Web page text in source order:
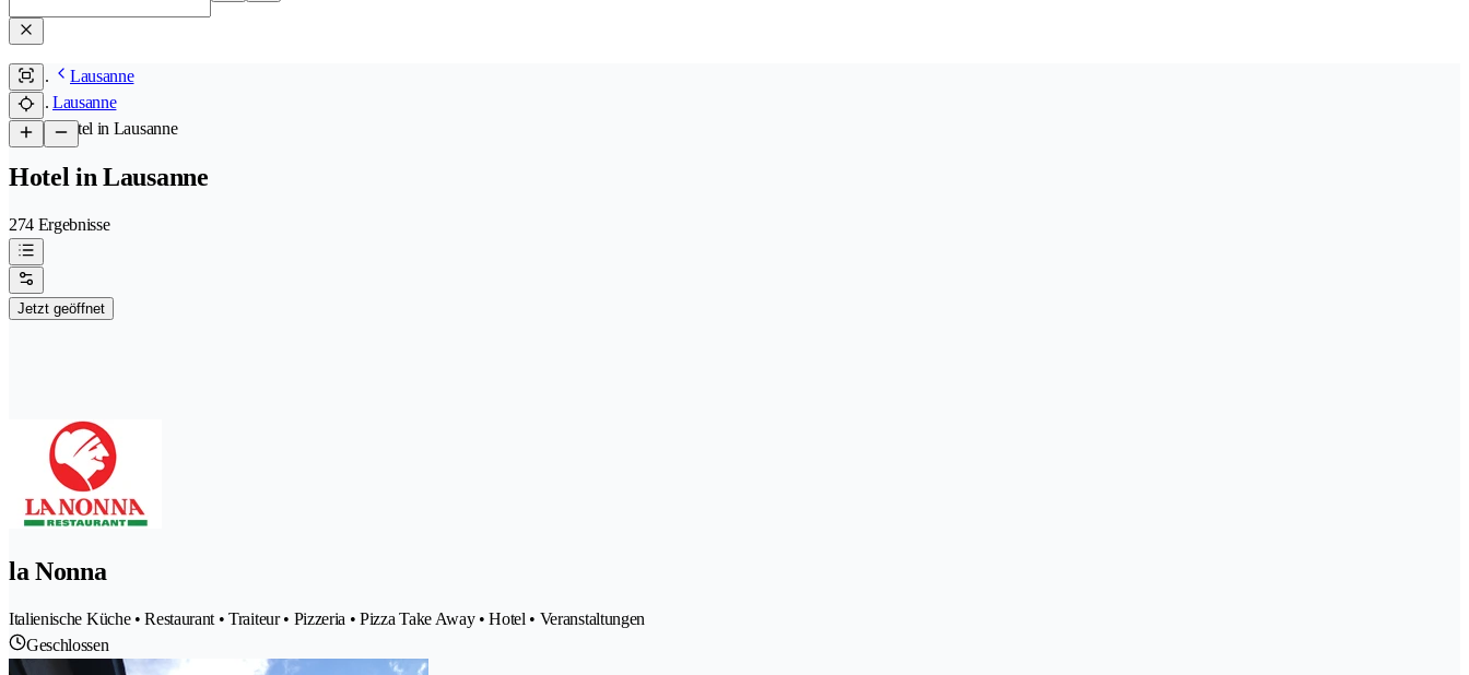
Lausanne
Lausanne
/Hotel in Lausanne
Hotel in Lausanne
274 Ergebnisse
Jetzt geöffnet
la Nonna
Italienische Küche • Restaurant • Traiteur • Pizzeria • Pizza Take Away • Hotel • Veranstaltungen
Geschlossen